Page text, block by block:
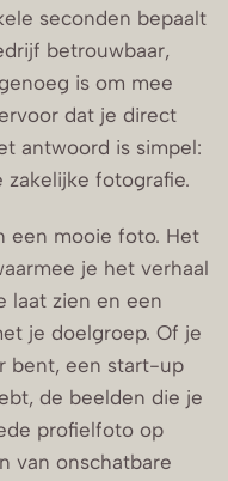
seconden bepaalt
betrouwbaar,
is om mee
dat je direct
antwoord is simpel:
fotografie.
een mooie foto. Het
je het verhaal
laat zien en een
je doelgroep. Of je
bent, een start-up
de beelden die je
profielfoto op
van onschatbare